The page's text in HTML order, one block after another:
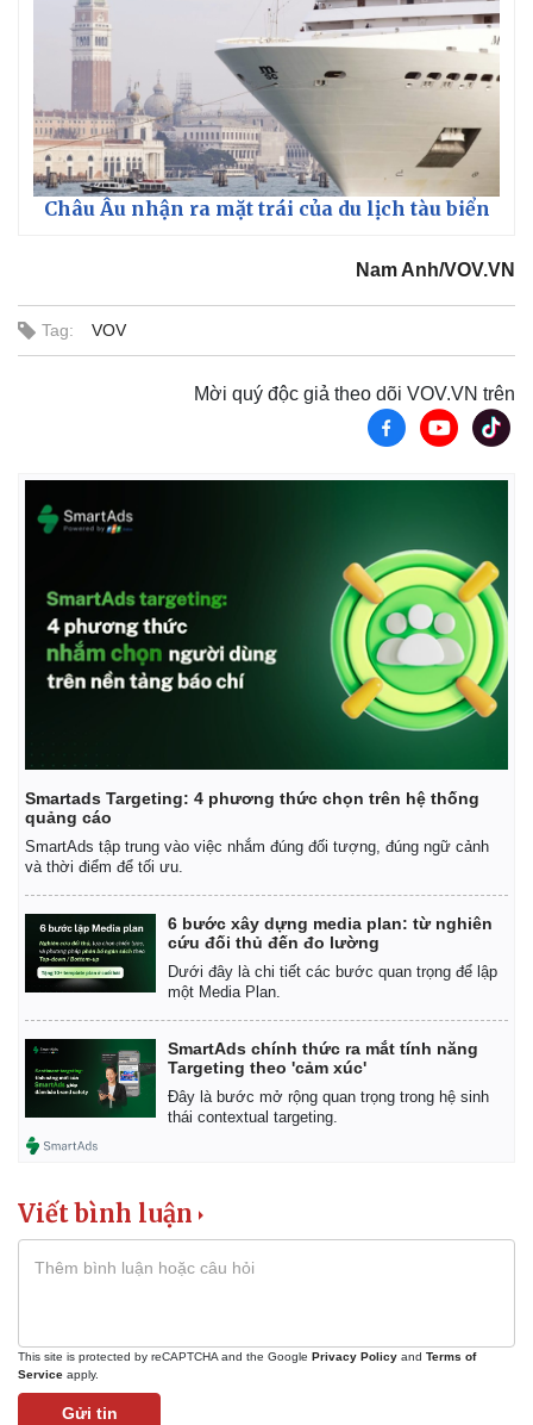
Tư vấn luật
Quân sự - Quốc phòng
Phân tích
Châu Âu nhận ra mặt trái của du lịch tàu biển
Nam Anh/VOV.VN
Tag: VOV
Mời quý độc giả theo dõi VOV.VN trên
Smartads Targeting: 4 phương thức chọn trên hệ thống
quảng cáo
SmartAds tập trung vào việc nhắm đúng đối tượng, đúng ngữ cảnh
và thời điểm để tối ưu.
6 bước xây dựng media plan: từ nghiên
cứu đối thủ đến đo lường
Dưới đây là chi tiết các bước quan trọng để lập
một Media Plan.
SmartAds chính thức ra mắt tính năng
Targeting theo 'cảm xúc'
Đây là bước mở rộng quan trọng trong hệ sinh
thái contextual targeting.
Viết bình luận
This site is protected by reCAPTCHA and the Google Privacy Policy and Terms of
Service apply.
Gửi tin